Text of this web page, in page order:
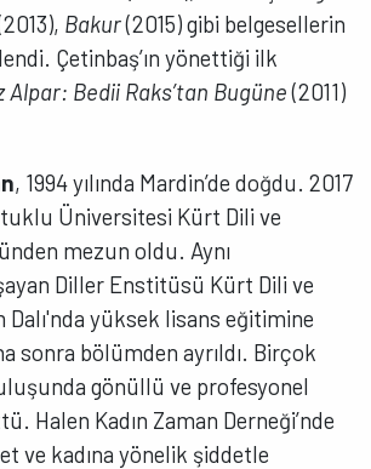
Bakur(2015) gibi belgesellerin
Çetinbaş’ın yönettiği ilk
Alpar: Bedii Raks’tan Bugüne(2011)
, 1994 yılında Mardin’de doğdu. 2017
Üniversitesi Kürt Dili ve
mezun oldu. Aynı
Diller Enstitüsü Kürt Dili ve
yüksek lisans eğitimine
sonra bölümden ayrıldı. Birçok
gönüllü ve profesyonel
Halen Kadın Zaman Derneği’nde
ve kadına yönelik şiddetle